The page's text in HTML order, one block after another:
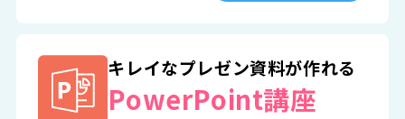
キレイなプレゼン資料が作れる
PowerPoint講座